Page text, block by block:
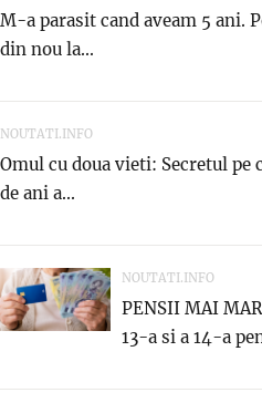
M-a parasit cand aveam 5 ani.
din nou la...
NOUTATI.INFO
Omul cu doua vieti: Secretul pe
de ani a...
NOUTATI.INFO
PENSII MAI
13-a si a 14-a